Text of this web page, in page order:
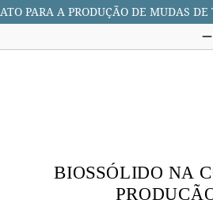
PARA A PRODUÇÃO DE MUDAS